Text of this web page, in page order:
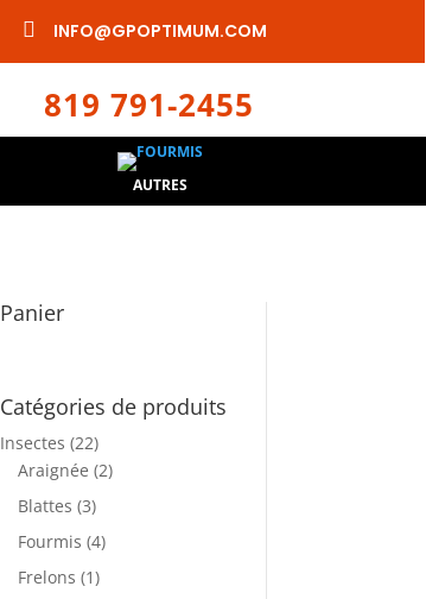
 INFO@GPOPTIMUM.COM
819 791-2455
AUTRES
Panier
Catégories de produits
Insectes (22)
Araignée (2)
Blattes (3)
Fourmis (4)
Frelons (1)